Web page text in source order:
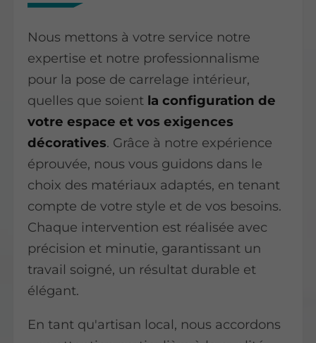
Nous mettons à votre service notre
expertise et notre professionnalisme
pour la pose de carrelage intérieur,
quelles que soient la configuration de
votre espace et vos exigences
décoratives. Grâce à notre expérience
éprouvée, nous vous guidons dans le
choix des matériaux adaptés, en tenant
compte de votre style et de vos besoins.
Chaque intervention est réalisée avec
précision et minutie, garantissant un
travail soigné, un résultat durable et
élégant.
En tant qu'artisan local, nous accordons